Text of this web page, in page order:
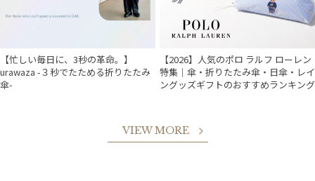
【忙しい毎日に、3秒の革命。】
urawaza -３秒でたためる折りたたみ
傘-
【2026】人気のポロ ラルフ ローレン
特集｜傘・折りたたみ傘・日傘・レイ
ングッズギフトのおすすめランキング
VIEW MORE